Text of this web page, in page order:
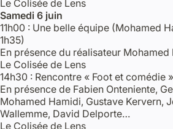
Le Colisée de Lens
Samedi 6 juin
11h00 : Une belle équipe (Mohamed
1h35)
En présence du réalisateur Mohamed
Le Colisée de Lens
14h30 : Rencontre « Foot et comédie »
En présence de Fabien Onteniente,
Mohamed Hamidi, Gustave Kervern,
Wallemme, David Delporte…
Le Colisée de Lens